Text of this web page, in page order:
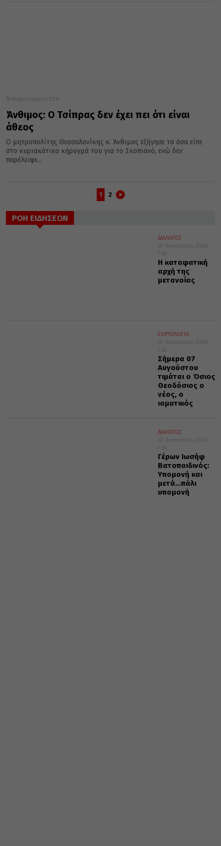
18 Φεβρουαρίου 2014
Άνθιμος: Ο Τσίπρας δεν έχει πει ότι είναι
άθεος
Ο μητροπολίτης Θεσσαλονίκης κ. Άνθιμος εξήγησε τα όσα είπε
στο κυριακάτικο κήρυγμά του για το Σκοπιανό, ενώ δεν
παρέλειψε...
1 2
ΡΟΗ ΕΙΔΗΣΕΩΝ
ΔΙΑΛΟΓΟΣ
07 Αυγούστου 2026
7:38
Η καταφατική
αρχή της
μετανοίας
ΕΟΡΤΟΛΟΓΙΟ
07 Αυγούστου 2026
7:37
Σήμερα 07
Αυγούστου
τιμάται ο Όσιος
Θεοδόσιος ο
νέος, ο
ιαματικός
ΔΙΑΛΟΓΟΣ
07 Αυγούστου 2026
7:36
Γέρων Ιωσήφ
Βατοπαιδινός:
Υπομονή και
μετά…πάλι
υπομονή